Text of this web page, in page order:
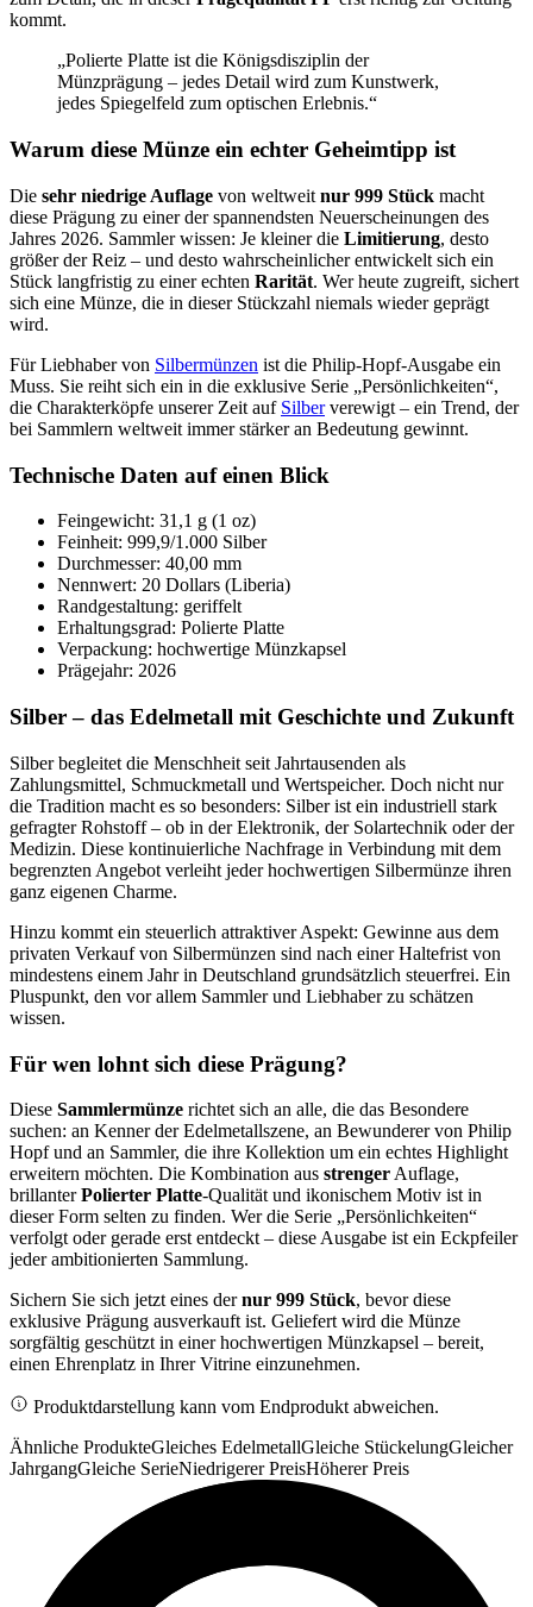
kommt.
„Polierte Platte ist die Königsdisziplin der
Münzprägung – jedes Detail wird zum Kunstwerk,
jedes Spiegelfeld zum optischen Erlebnis.“
Warum diese Münze ein echter Geheimtipp ist
Die sehr niedrige Auflage von weltweit nur 999 Stück macht
diese Prägung zu einer der spannendsten Neuerscheinungen des
Jahres 2026. Sammler wissen: Je kleiner die Limitierung, desto
größer der Reiz – und desto wahrscheinlicher entwickelt sich ein
Stück langfristig zu einer echten Rarität. Wer heute zugreift, sichert
sich eine Münze, die in dieser Stückzahl niemals wieder geprägt
wird.
Für Liebhaber von Silbermünzen ist die Philip-Hopf-Ausgabe ein
Muss. Sie reiht sich ein in die exklusive Serie „Persönlichkeiten“,
die Charakterköpfe unserer Zeit auf Silberverewigt – ein Trend, der
bei Sammlern weltweit immer stärker an Bedeutung gewinnt.
Technische Daten auf einen Blick
Feingewicht: 31,1 g (1 oz)
Feinheit: 999,9/1.000 Silber
Durchmesser: 40,00 mm
Nennwert: 20 Dollars (Liberia)
Randgestaltung: geriffelt
Erhaltungsgrad: Polierte Platte
Verpackung: hochwertige Münzkapsel
Prägejahr: 2026
Silber – das Edelmetall mit Geschichte und Zukunft
Silber begleitet die Menschheit seit Jahrtausenden als
Zahlungsmittel, Schmuckmetall und Wertspeicher. Doch nicht nur
die Tradition macht es so besonders: Silber ist ein industriell stark
gefragter Rohstoff – ob in der Elektronik, der Solartechnik oder der
Medizin. Diese kontinuierliche Nachfrage in Verbindung mit dem
begrenzten Angebot verleiht jeder hochwertigen Silbermünze ihren
ganz eigenen Charme.
Hinzu kommt ein steuerlich attraktiver Aspekt: Gewinne aus dem
privaten Verkauf von Silbermünzen sind nach einer Haltefrist von
mindestens einem Jahr in Deutschland grundsätzlich steuerfrei. Ein
Pluspunkt, den vor allem Sammler und Liebhaber zu schätzen
wissen.
Für wen lohnt sich diese Prägung?
Diese Sammlermünze richtet sich an alle, die das Besondere
suchen: an Kenner der Edelmetallszene, an Bewunderer von Philip
Hopf und an Sammler, die ihre Kollektion um ein echtes Highlight
erweitern möchten. Die Kombination aus strenger Auflage,
brillanterPolierter Platte-Qualität und ikonischem Motiv ist in
dieser Form selten zu finden. Wer die Serie „Persönlichkeiten“
verfolgt oder gerade erst entdeckt – diese Ausgabe ist ein Eckpfeiler
jeder ambitionierten Sammlung.
Sichern Sie sich jetzt eines dernur 999 Stück, bevor diese
exklusive Prägung ausverkauft ist. Geliefert wird die Münze
sorgfältig geschützt in einer hochwertigen Münzkapsel – bereit,
einen Ehrenplatz in Ihrer Vitrine einzunehmen.
Produktdarstellung kann vom Endprodukt abweichen.
Ähnliche ProdukteGleiches EdelmetallGleiche StückelungGleicher
JahrgangGleiche SerieNiedrigerer PreisHöherer Preis